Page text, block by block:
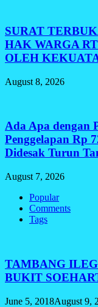
SURAT
HAK WARGA
OLEH
August 8, 2026
Ada Apa dengan
Penggelapan Rp
Didesak Turun
August 7, 2026
Popular
Comments
Tags
TAMBANG
BUKIT
June 5, 2018August 9,